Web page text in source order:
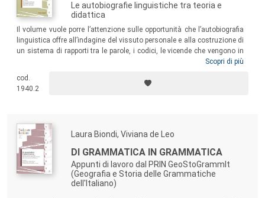
Le autobiografie linguistiche tra teoria e
didattica
Il volume vuole porre l’attenzione sulle opportunità che l’autobiografia
linguistica offre all’indagine del vissuto personale e alla costruzione di
un sistema di rapporti tra le parole, i codici, le vicende che vengono in
contatto. Il testo individua nelle Autobiografie Linguistiche uno
società e propone alcuni percorsi didattici concreti, pensati per aiutare
a raggiungere la consapevolezza del ruolo che la lingua gioca
Scopri di più
cod.
1940.2
Laura Biondi, Viviana de Leo
DI GRAMMATICA IN GRAMMATICA
Appunti di lavoro dal PRIN GeoStoGrammIt
(Geografia e Storia delle Grammatiche
dell'Italiano)